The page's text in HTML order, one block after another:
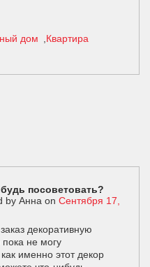
дом
Квартира
посоветовать?
by Анна on Сентября 17,
декоративную
не могу
именно этот декор